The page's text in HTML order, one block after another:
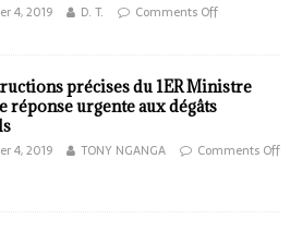
4, 2019 D. T. Comments Off
précises du 1ER Ministre
réponse urgente aux dégâts
4, 2019 TONY NGANGA Comments Off